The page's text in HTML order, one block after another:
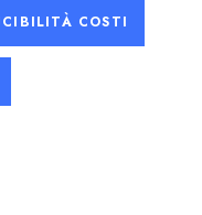
COSTI